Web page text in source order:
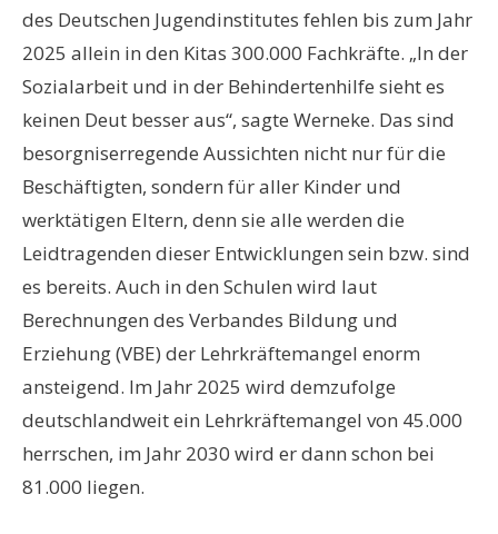
des Deutschen Jugendinstitutes fehlen bis zum Jahr
2025 allein in den Kitas 300.000 Fachkräfte. „In der
Sozialarbeit und in der Behindertenhilfe sieht es
keinen Deut besser aus“, sagte Werneke. Das sind
besorgniserregende Aussichten nicht nur für die
Beschäftigten, sondern für aller Kinder und
werktätigen Eltern, denn sie alle werden die
Leidtragenden dieser Entwicklungen sein bzw. sind
es bereits. Auch in den Schulen wird laut
Berechnungen des Verbandes Bildung und
Erziehung (VBE) der Lehrkräftemangel enorm
ansteigend. Im Jahr 2025 wird demzufolge
deutschlandweit ein Lehrkräftemangel von 45.000
herrschen, im Jahr 2030 wird er dann schon bei
81.000 liegen.